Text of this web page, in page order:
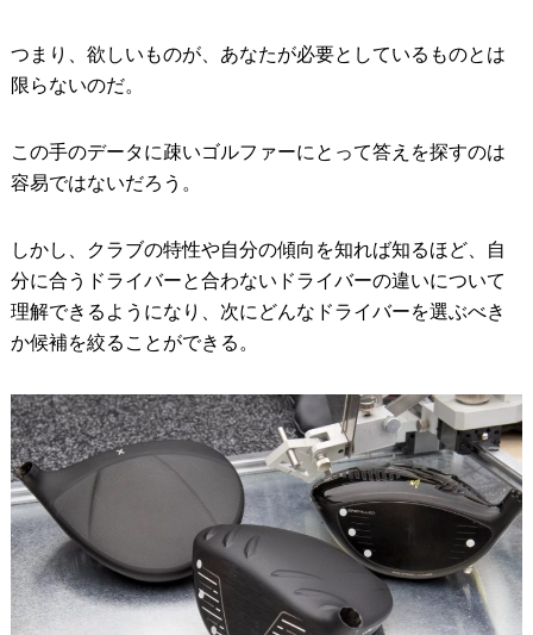
つまり、欲しいものが、あなたが必要としているものとは
限らないのだ。
この手のデータに疎いゴルファーにとって答えを探すのは
容易ではないだろう。
しかし、クラブの特性や自分の傾向を知れば知るほど、自
分に合うドライバーと合わないドライバーの違いについて
理解できるようになり、次にどんなドライバーを選ぶべき
か候補を絞ることができる。